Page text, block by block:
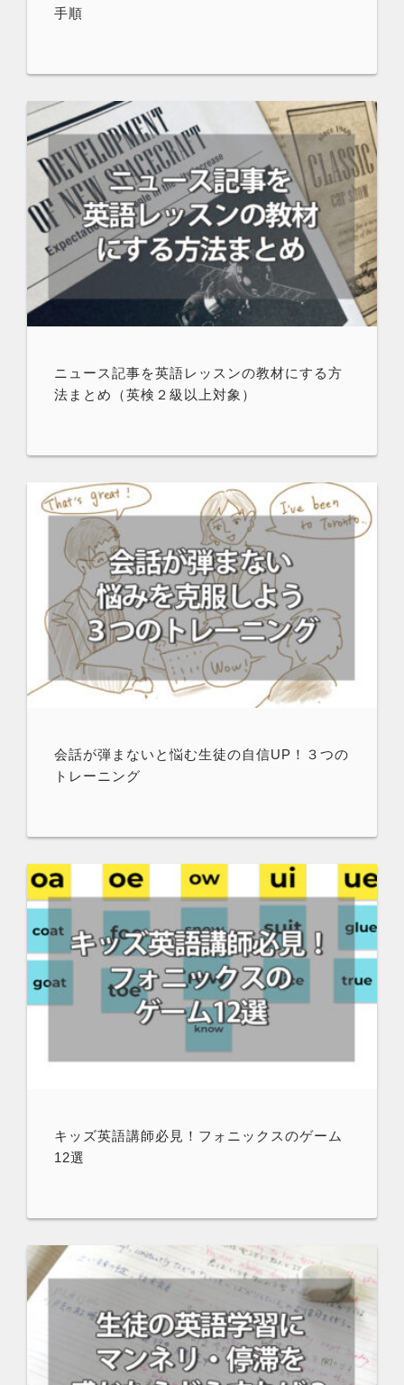
手順
ニュース記事を英語レッスンの教材にする方
法まとめ（英検２級以上対象）
会話が弾まないと悩む生徒の自信UP！３つの
トレーニング
キッズ英語講師必見！フォニックスのゲーム
12選